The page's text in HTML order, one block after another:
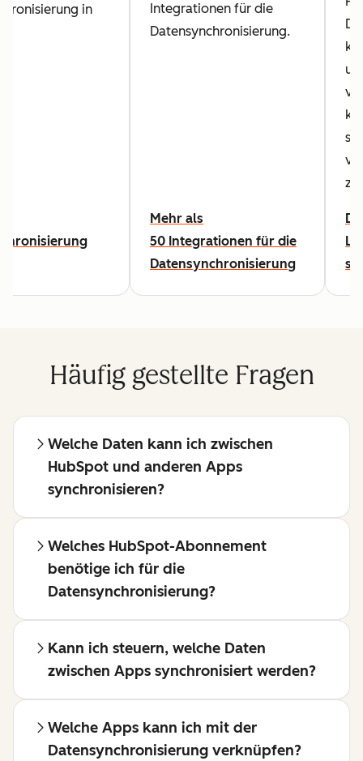
in
Integrationen für die
Datensynchronisierung.
Mehr als
50 Integrationen für die
Datensynchronisierung
zu
Häufig gestellte Fragen
Welche Daten kann ich zwischen
HubSpot und anderen Apps
synchronisieren?
Welches HubSpot-Abonnement
benötige ich für die
Datensynchronisierung?
Kann ich steuern, welche Daten
zwischen Apps synchronisiert werden?
Welche Apps kann ich mit der
Datensynchronisierung verknüpfen?